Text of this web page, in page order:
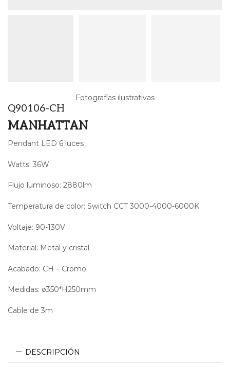
Fotografías ilustrativas
Q90106-CH
MANHATTAN
Pendant LED 6 luces
Watts: 36W
Flujo luminoso: 2880lm
Temperatura de color: Switch CCT 3000-4000-6000K
Voltaje: 90-130Vdimeable
Material: Metal y cristal
Acabado: CH – Cromo
Medidas: ø350*H250mm
Cable de 3m
DESCRIPCIÓN